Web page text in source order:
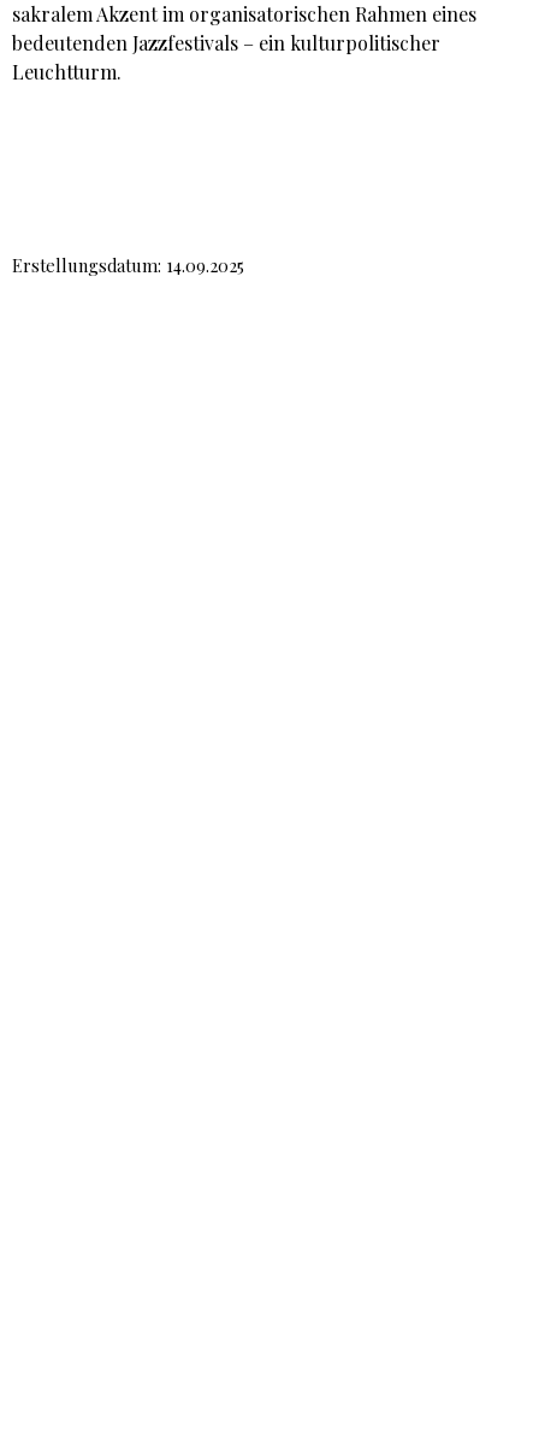
sakralem Akzent im organisatorischen Rahmen eines
bedeutenden Jazzfestivals – ein kulturpolitischer
Leuchtturm.
Erstellungsdatum: 14.09.2025